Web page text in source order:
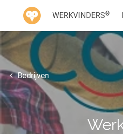
WERKVINDERS®
Bedrijven